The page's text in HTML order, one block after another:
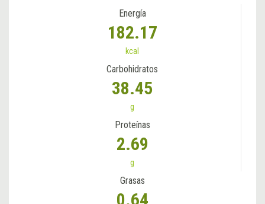
Energía
182.17
kcal
Carbohidratos
38.45
g
Proteínas
2.69
g
Grasas
0.64